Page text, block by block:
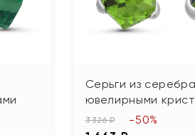
Серьги из
ювелирными
3 326 ₽ -50%